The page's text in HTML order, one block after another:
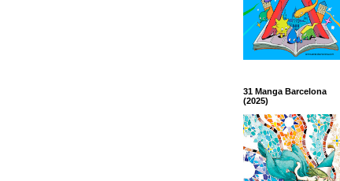
31 Manga Barcelona
(2025)